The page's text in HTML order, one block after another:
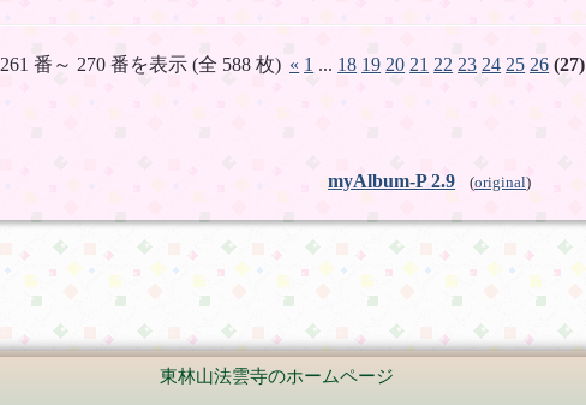
261 番～ 270 番を表示 (全 588 枚) « 1 ... 18 19 20 21 22 23 24 25 26 (27)
myAlbum-P 2.9 (original)
東林山法雲寺のホームページ